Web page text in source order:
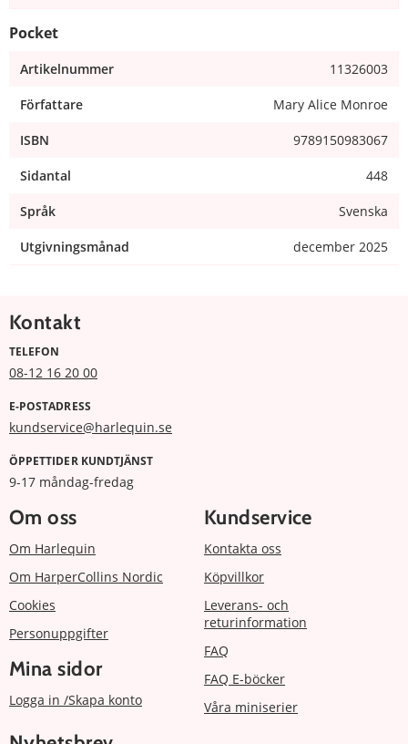
Pocket
Artikelnummer 11326003
Författare Mary Alice Monroe
ISBN 9789150983067
Sidantal 448
Språk Svenska
Utgivningsmånad december 2025
Kontakt
TELEFON
08-12 16 20 00
E-POSTADRESS
kundservice@harlequin.se
ÖPPETTIDER KUNDTJÄNST
9-17 måndag-fredag
Om oss
Om Harlequin
Om HarperCollins Nordic
Cookies
Personuppgifter
Mina sidor
Logga in /Skapa konto
Kundservice
Kontakta oss
Köpvillkor
Leverans- och
returinformation
FAQ
FAQ E-böcker
Våra miniserier